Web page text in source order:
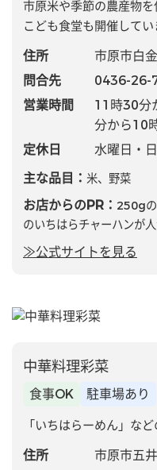
市原米や季節の農産物を
こども食堂も開催してい
住所
市原市白
問合先
0436-26-
営業時間
11時30分
分から10
定休日
水曜日・
主な品目： 米、野菜
お店からのPR： 250gの
のいちはらチャーハンが人
≫公式サイトを見る
中華料理彩菜
食事OK 駐車場あり
「いちはらーめん」な
住所
市原市五